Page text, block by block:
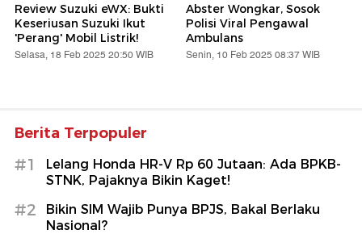
Review Suzuki eWX: Bukti
Keseriusan Suzuki Ikut
'Perang' Mobil Listrik!
Selasa, 18 Feb 2025 20:50 WIB
Abster Wongkar, Sosok
Polisi Viral Pengawal
Ambulans
Senin, 10 Feb 2025 08:37 WIB
Berita Terpopuler
#1
Lelang Honda HR-V Rp 60 Jutaan: Ada BPKB-
STNK, Pajaknya Bikin Kaget!
#2
Bikin SIM Wajib Punya BPJS, Bakal Berlaku
Nasional?